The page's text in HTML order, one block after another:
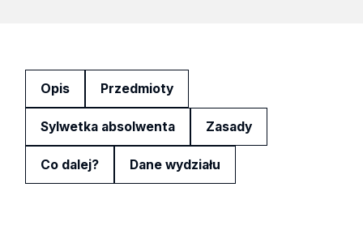
Opis Przedmioty
Sylwetka absolwenta Zasady
Co dalej? Dane wydziału